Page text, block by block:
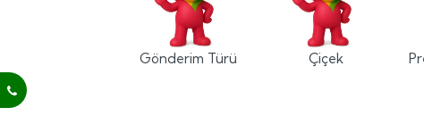
Gönderim Türü Çiçek